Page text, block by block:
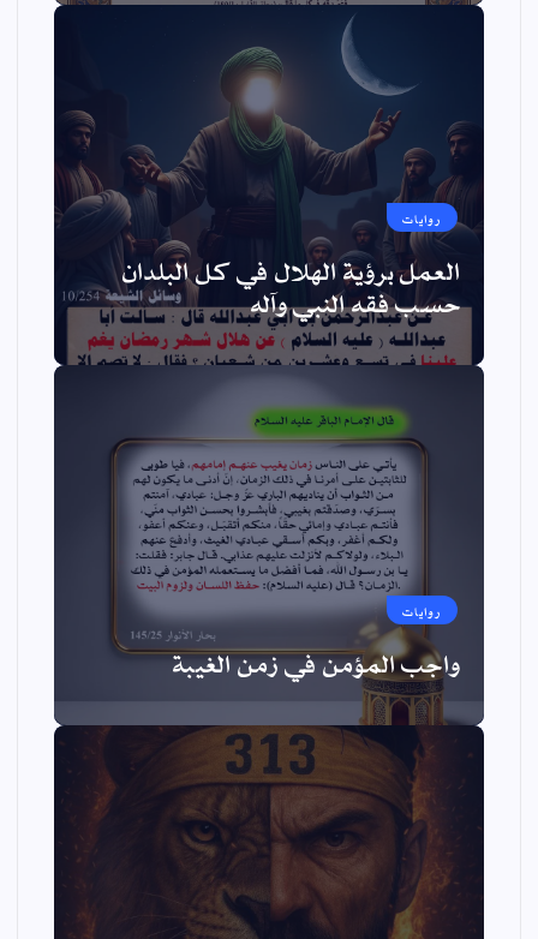
روايات
العمل برؤية الهلال في كل البلدان
حسب فقه النبي وآله
روايات
واجب المؤمن في زمن الغيبة